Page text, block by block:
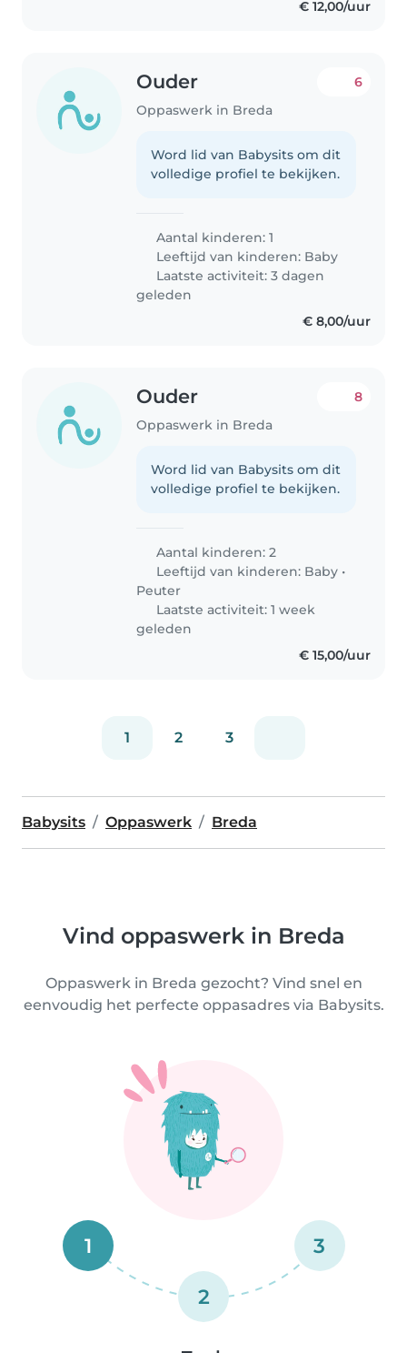
€ 12,00/uur
Ouder
Oppaswerk in Breda
6
Word lid van Babysits om dit
volledige profiel te bekijken.
Aantal kinderen: 1
Leeftijd van kinderen: Baby
Laatste activiteit: 3 dagen
geleden
€ 8,00/uur
Ouder
Oppaswerk in Breda
8
Word lid van Babysits om dit
volledige profiel te bekijken.
Aantal kinderen: 2
Leeftijd van kinderen: Baby •
Peuter
Laatste activiteit: 1 week
geleden
€ 15,00/uur
1 2 3
Babysits Oppaswerk Breda
Vind oppaswerk in Breda
Oppaswerk in Breda gezocht? Vind snel en
eenvoudig het perfecte oppasadres via Babysits.
1
2
3